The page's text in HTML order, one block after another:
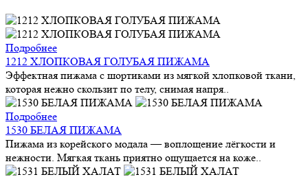
Подробнее
1212 ХЛОПКОВАЯ ГОЛУБАЯ ПИЖАМА
Эффектная пижама с шортиками из мягкой хлопковой ткани,
которая нежно скользит по телу, снимая напря..
Подробнее
1530 БЕЛАЯ ПИЖАМА
Пижама из корейского модала — воплощение лёгкости и
нежности. Мягкая ткань приятно ощущается на коже..